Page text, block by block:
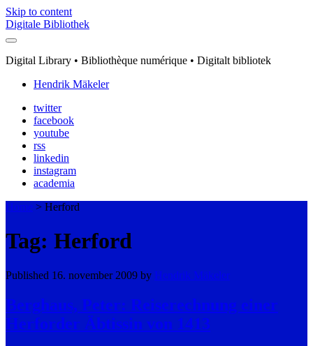
Skip to content
Digitale Bibliothek
Digital Library • Bibliothèque numérique • Digitalt bibliotek
Hendrik Mäkeler
twitter
facebook
youtube
rss
linkedin
instagram
academia
Home > Herford
Tag: Herford
Published 16. november 2009 by Hendrik Mäkeler
Berghaus, Peter: Reiserechnung einer
Herforder Äbtissin von 1413